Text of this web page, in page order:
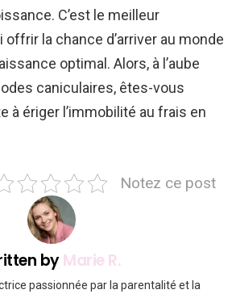
C’est le meilleur
la chance d’arriver au monde
optimal. Alors, à l’aube
caniculaires, êtes-vous
à ériger l’immobilité au frais en
Notez ce post
byMarie R.
passionnée par la parentalité et la